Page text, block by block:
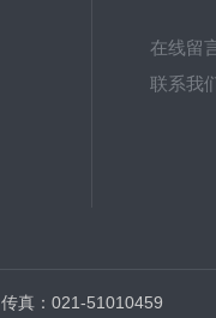
在线留
联系我
传真：021-51010459